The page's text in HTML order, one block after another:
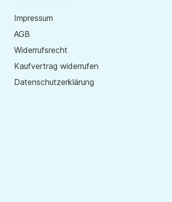
Impressum
AGB
Widerrufsrecht
Kaufvertrag widerrufen
Datenschutzerklärung